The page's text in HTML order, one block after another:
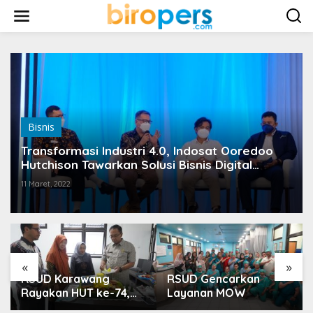
w
Bisnis
Transformasi Industri 4.0, Indosat Ooredoo
Hutchison Tawarkan Solusi Bisnis Digital
Sektor Industri
11 Maret, 2022
« »
RSUD Karawang
Rayakan HUT ke-74,
RSUD Gencarkan
Layanan MOW